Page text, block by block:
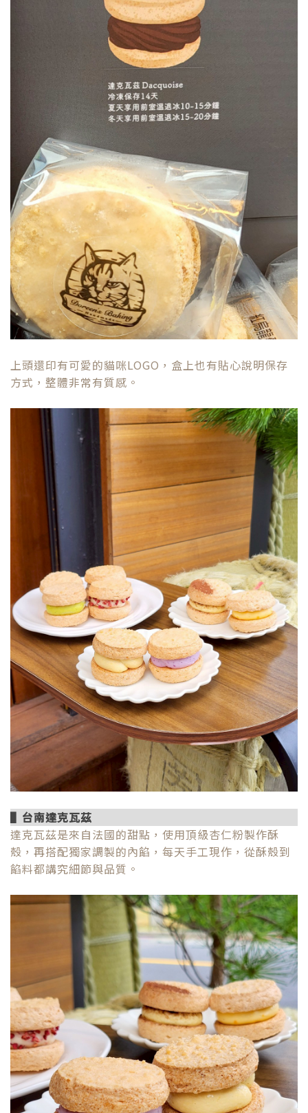
上頭還印有可愛的貓咪LOGO，盒上也有貼心說明保存
方式，整體非常有質感。
▌ 台南達克瓦茲
達克瓦茲是來自法國的甜點，使用頂級杏仁粉製作酥
殼，再搭配獨家調製的內餡，每天手工現作，從酥殼到
餡料都講究細節與品質。